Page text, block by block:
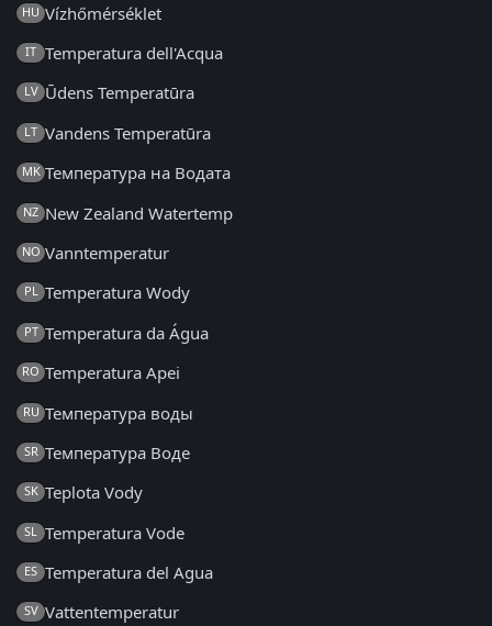
HU Vízhőmérséklet
IT Temperatura dell'Acqua
LV Ūdens Temperatūra
LT Vandens Temperatūra
MK Температура на Водата
NZ New Zealand Watertemp
NO Vanntemperatur
PL Temperatura Wody
PT Temperatura da Água
RO Temperatura Apei
RU Температура воды
SR Температура Воде
SK Teplota Vody
SL Temperatura Vode
ES Temperatura del Agua
SV Vattentemperatur